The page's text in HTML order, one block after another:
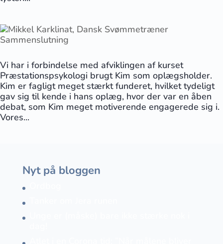
Vi har i forbindelse med afviklingen af kurset
Præstationspsykologi brugt Kim som oplægsholder.
Kim er fagligt meget stærkt funderet, hvilket tydeligt
gav sig til kende i hans oplæg, hvor der var en åben
debat, som Kim meget motiverende engagerede sig i.
Vores...
Nyt på bloggen